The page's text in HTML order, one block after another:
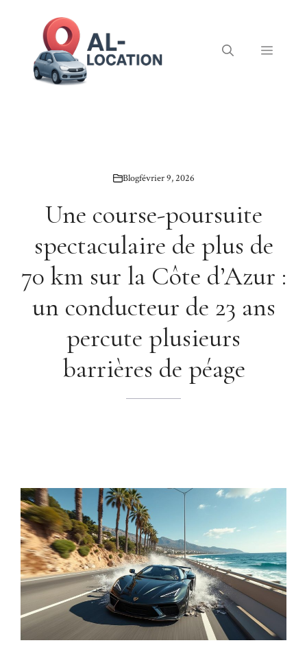
Menu
Blogfévrier 9, 2026
Une course-poursuite
spectaculaire de plus de
70 km sur la Côte d’Azur :
un conducteur de 23 ans
percute plusieurs
barrières de péage